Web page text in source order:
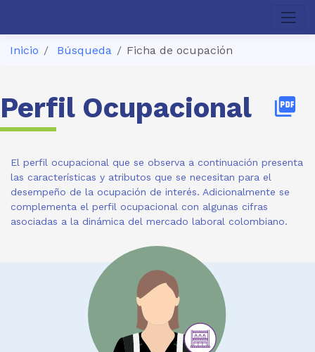
Inicio Búsqueda Ficha de ocupación
Perfil Ocupacional picture_as_pdf
El perfil ocupacional que se observa a continuación presenta
las características y atributos que se necesitan para el
desempeño de la ocupación de interés. Adicionalmente se
complementa el perfil ocupacional con algunas cifras
asociadas a la dinámica del mercado laboral colombiano.